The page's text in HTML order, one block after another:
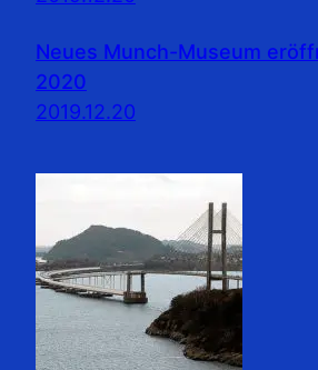
Neues Munch-Museum
2020
2019.12.20